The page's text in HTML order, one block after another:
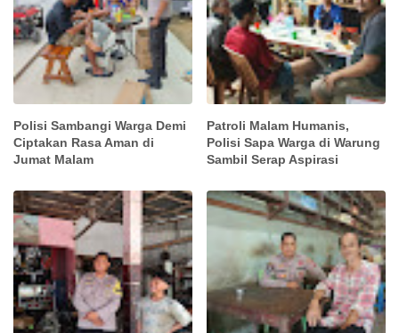
Polisi Sambangi Warga Demi
Ciptakan Rasa Aman di
Jumat Malam
Patroli Malam Humanis,
Polisi Sapa Warga di Warung
Sambil Serap Aspirasi